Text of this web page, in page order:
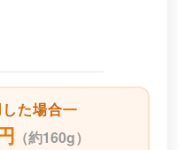
た場合
（約160g）